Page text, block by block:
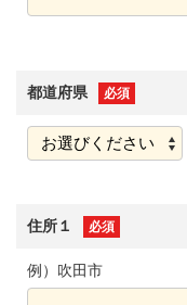
都道府県 必須
住所１ 必須
例）吹田市